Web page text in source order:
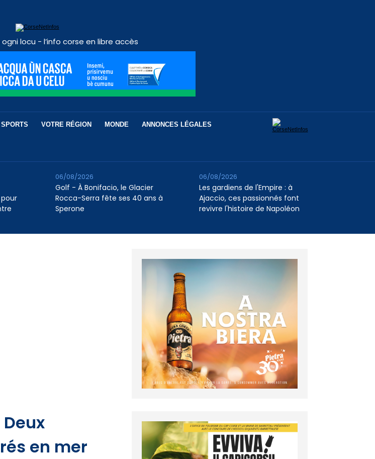
ogni locu - l’info corse en libre accès
SPORTS VOTRE RÉGION MONDE ANNONCES LÉGALES
Golf - À Bonifacio, le Glacier
Rocca-Serra fête ses 40 ans à
Sperone
06/08/2026
Les gardiens de l'Empire : à
Ajaccio, ces passionnés font
revivre l'histoire de Napoléon
06/08/2026
en mer